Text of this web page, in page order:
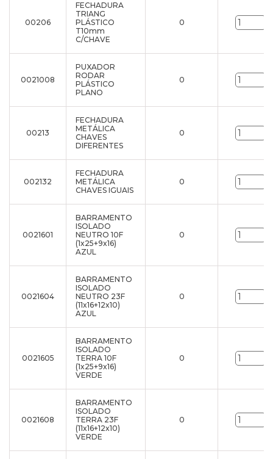
00206
FECHADURA
TRIANG
PLÁSTICO
T10mm
C/CHAVE
0
0021008
PUXADOR
RODAR
PLÁSTICO
PLANO
0
00213
FECHADURA
METÁLICA
CHAVES
DIFERENTES
0
002132
FECHADURA
METÁLICA
CHAVES IGUAIS
0
0021601
BARRAMENTO
ISOLADO
NEUTRO 10F
(1x25+9x16)
AZUL
0
0021604
BARRAMENTO
ISOLADO
NEUTRO 23F
(11x16+12x10)
AZUL
0
0021605
BARRAMENTO
ISOLADO
TERRA 10F
(1x25+9x16)
VERDE
0
0021608
BARRAMENTO
ISOLADO
TERRA 23F
(11x16+12x10)
VERDE
0